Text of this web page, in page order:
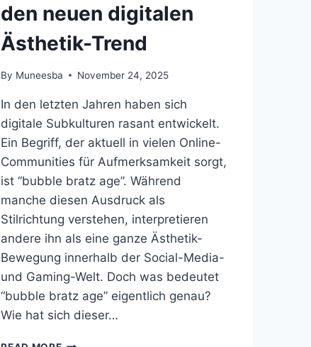
den neuen digitalen
Ästhetik-Trend
By Muneesba November 24, 2025
In den letzten Jahren haben sich
digitale Subkulturen rasant entwickelt.
Ein Begriff, der aktuell in vielen Online-
Communities für Aufmerksamkeit sorgt,
ist “bubble bratz age”. Während
manche diesen Ausdruck als
Stilrichtung verstehen, interpretieren
andere ihn als eine ganze Ästhetik-
Bewegung innerhalb der Social-Media-
und Gaming-Welt. Doch was bedeutet
“bubble bratz age” eigentlich genau?
Wie hat sich dieser…
BUBBLE